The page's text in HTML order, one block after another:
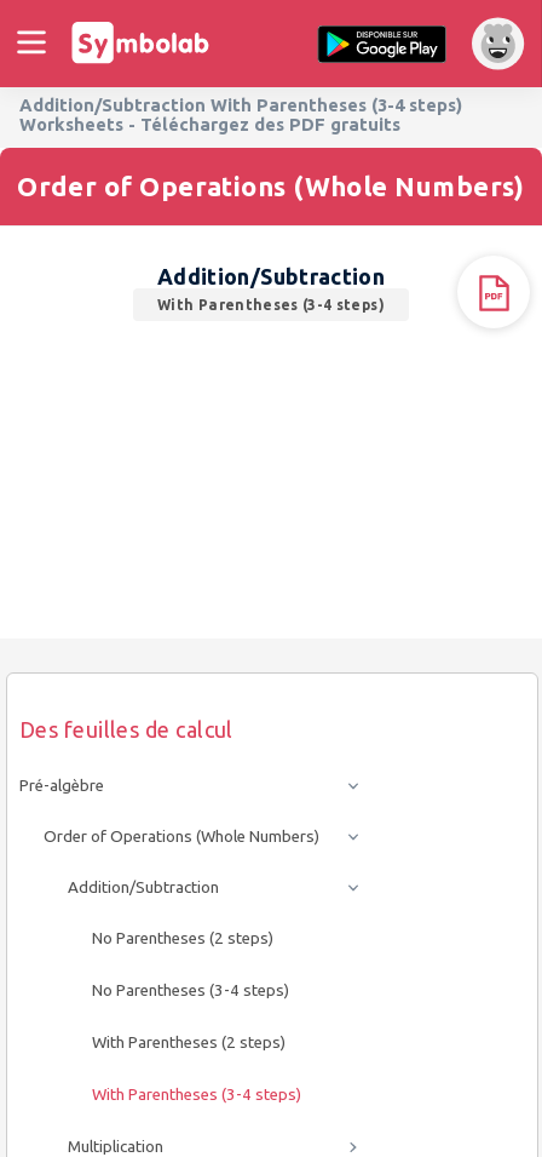
Addition/Subtraction With Parentheses (3-4 steps)
Worksheets - Téléchargez des PDF gratuits
Des feuilles de calcul
Pré-algèbre
Order of Operations (Whole Numbers)
Addition/Subtraction
No Parentheses (2 steps)
No Parentheses (3-4 steps)
With Parentheses (2 steps)
With Parentheses (3-4 steps)
Multiplication
Order of Operations (Whole Numbers)
Addition/Subtraction
With Parentheses (3-4 steps)